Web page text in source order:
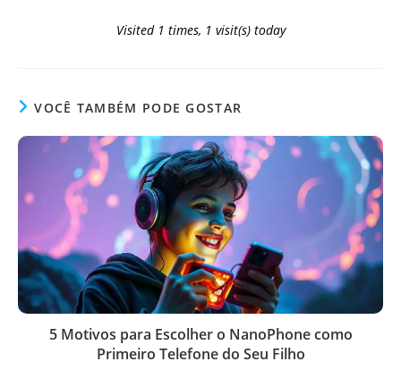
Visited 1 times, 1 visit(s) today
VOCÊ TAMBÉM PODE GOSTAR
5 Motivos para Escolher o NanoPhone como
Primeiro Telefone do Seu Filho